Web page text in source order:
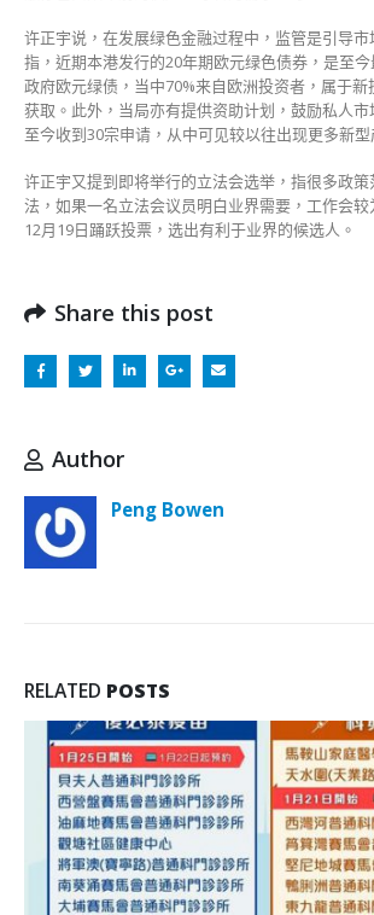
许正宇说，在发展绿色金融过程中，监管是引导
指，近期本港发行的20年期欧元绿色债券，是至
政府欧元绿债，当中70%来自欧洲投资者，属于
获取。此外，当局亦有提供资助计划，鼓励私人
至今收到30宗申请，从中可见较以往出现更多新型
许正宇又提到即将举行的立法会选举，指很多政
法，如果一名立法会议员明白业界需要，工作会
12月19日踊跃投票，选出有利于业界的候选人。
Share this post
Author
Peng Bowen
RELATED POSTS